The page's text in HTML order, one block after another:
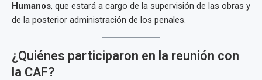
Humanos, que estará a cargo de la supervisión de las obras y
de la posterior administración de los penales.
¿Quiénes participaron en la reunión con
la CAF?